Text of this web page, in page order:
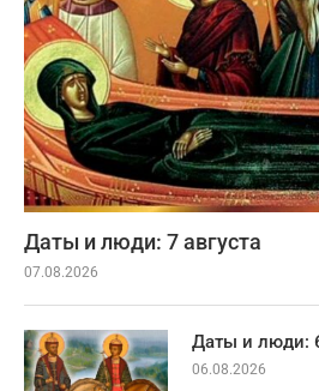
Даты и люди: 7 августа
07.08.2026
Даты и люди:
06.08.2026